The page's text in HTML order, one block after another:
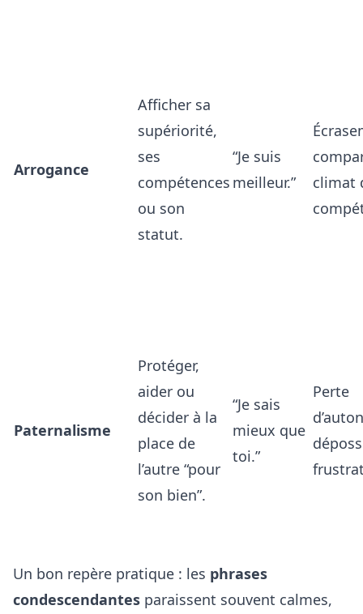
Arrogance
Afficher sa
supériorité,
ses
compétences
ou son
statut.
“Je suis
meilleur.”
climat
Paternalisme
Protéger,
aider ou
décider à la
place de
l’autre “pour
son bien”.
“Je sais
mieux que
toi.”
Perte
Un bon repère pratique : les phrases
condescendantes paraissent souvent calmes,